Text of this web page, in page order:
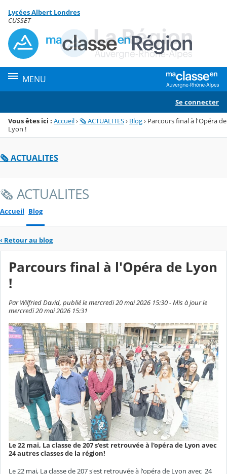
Menu de la rubrique
Contenu
Lycées Albert Londres
CUSSET
MENU
Se connecter
Vous êtes ici : Accueil›🗞️ ACTUALITES› Blog› Parcours final à l'Opéra de
Lyon !
🗞️ ACTUALITES
🗞️ ACTUALITES
Accueil Blog
‹ Retour au blog
Parcours final à l'Opéra de Lyon
!
Par Wilfried David, publié le mercredi 20 mai 2026 15:30 - Mis à jour le
mercredi 20 mai 2026 15:31
Le 22 mai, La classe de 207 s'est retrouvée à l'opéra de Lyon avec
24 autres classes de la région!
Le 22 mai, La classe de 207 s'est retrouvée à l'opéra de Lyon avec 24